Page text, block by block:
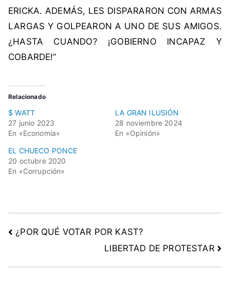
ERICKA. ADEMÁS, LES DISPARARON CON ARMAS
LARGAS Y GOLPEARON A UNO DE SUS AMIGOS.
¿HASTA CUANDO? ¡GOBIERNO INCAPAZ Y
COBARDE!”
Relacionado
$ WATT
27 junio 2023
En «Economía»
LA GRAN ILUSIÓN
28 noviembre 2024
En «Opinión»
EL CHUECO PONCE
20 octubre 2020
En «Corrupción»
¿POR QUÉ VOTAR POR KAST?
LIBERTAD DE PROTESTAR